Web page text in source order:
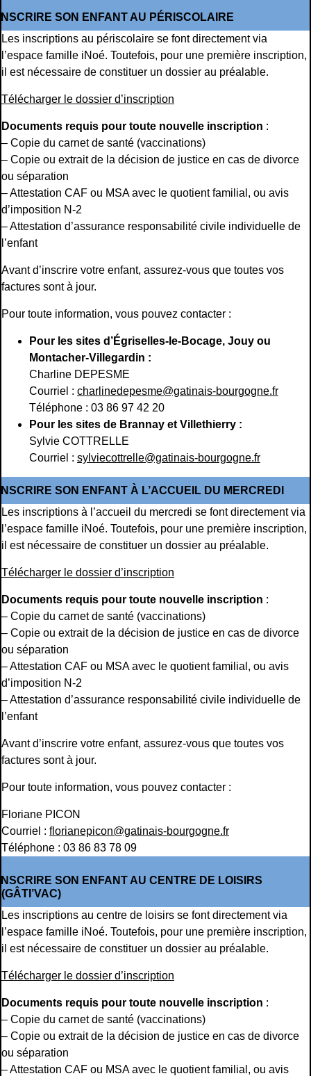
SON ENFANT AU PÉRISCOLAIRE
Les inscriptions au périscolaire se font directement via
l’espace famille iNoé. Toutefois, pour une première inscription,
il est nécessaire de constituer un dossier au préalable.
Télécharger le dossier d’inscription
Documents requis pour toute nouvelle inscription :
– Copie du carnet de santé (vaccinations)
– Copie ou extrait de la décision de justice en cas de divorce
ou séparation
– Attestation CAF ou MSA avec le quotient familial, ou avis
d’imposition N-2
– Attestation d’assurance responsabilité civile individuelle de
l’enfant
Avant d’inscrire votre enfant, assurez-vous que toutes vos
factures sont à jour.
Pour toute information, vous pouvez contacter :
Pour les sites d’Égriselles-le-Bocage, Jouy ou
Montacher-Villegardin :
Charline DEPESME
Courriel : charlinedepesme@gatinais-bourgogne.fr
Téléphone : 03 86 97 42 20
Pour les sites de Brannay et Villethierry :
Sylvie COTTRELLE
Courriel : sylviecottrelle@gatinais-bourgogne.fr
SON ENFANT À L’ACCUEIL DU MERCREDI
Les inscriptions à l’accueil du mercredi se font directement via
l’espace famille iNoé. Toutefois, pour une première inscription,
il est nécessaire de constituer un dossier au préalable.
Télécharger le dossier d’inscription
Documents requis pour toute nouvelle inscription :
– Copie du carnet de santé (vaccinations)
– Copie ou extrait de la décision de justice en cas de divorce
ou séparation
– Attestation CAF ou MSA avec le quotient familial, ou avis
d’imposition N-2
– Attestation d’assurance responsabilité civile individuelle de
l’enfant
Avant d’inscrire votre enfant, assurez-vous que toutes vos
factures sont à jour.
Pour toute information, vous pouvez contacter :
Floriane PICON
Courriel : florianepicon@gatinais-bourgogne.fr
Téléphone : 03 86 83 78 09
SON ENFANT AU CENTRE DE LOISIRS
(GÂTI’VAC)
Les inscriptions au centre de loisirs se font directement via
l’espace famille iNoé. Toutefois, pour une première inscription,
il est nécessaire de constituer un dossier au préalable.
Télécharger le dossier d’inscription
Documents requis pour toute nouvelle inscription :
– Copie du carnet de santé (vaccinations)
– Copie ou extrait de la décision de justice en cas de divorce
ou séparation
– Attestation CAF ou MSA avec le quotient familial, ou avis